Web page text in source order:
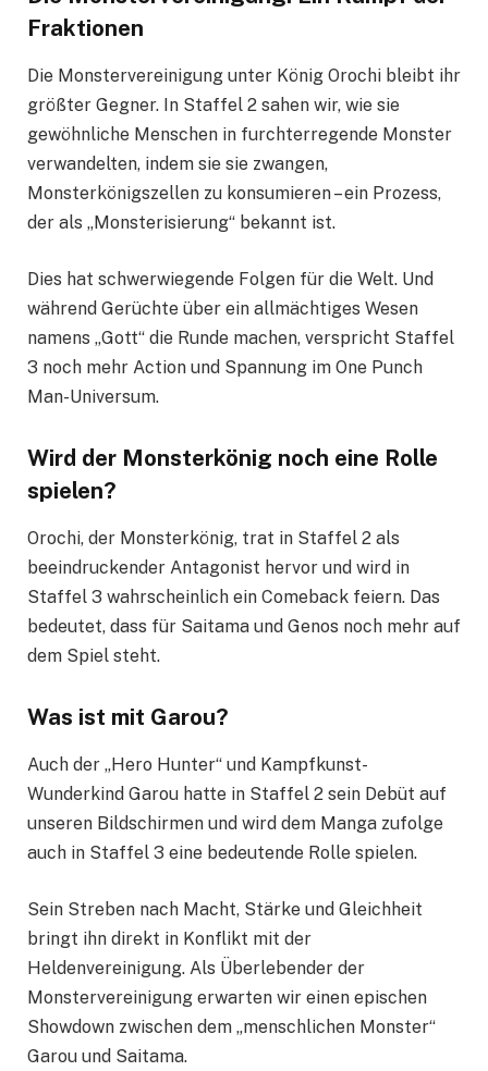
Fraktionen
Die Monstervereinigung unter König Orochi bleibt ihr
größter Gegner. In Staffel 2 sahen wir, wie sie
gewöhnliche Menschen in furchterregende Monster
verwandelten, indem sie sie zwangen,
Monsterkönigszellen zu konsumieren – ein Prozess,
der als „Monsterisierung“ bekannt ist.
Dies hat schwerwiegende Folgen für die Welt. Und
während Gerüchte über ein allmächtiges Wesen
namens „Gott“ die Runde machen, verspricht Staffel
3 noch mehr Action und Spannung im One Punch
Man-Universum.
Wird der Monsterkönig noch eine Rolle
spielen?
Orochi, der Monsterkönig, trat in Staffel 2 als
beeindruckender Antagonist hervor und wird in
Staffel 3 wahrscheinlich ein Comeback feiern. Das
bedeutet, dass für Saitama und Genos noch mehr auf
dem Spiel steht.
Was ist mit Garou?
Auch der „Hero Hunter“ und Kampfkunst-
Wunderkind Garou hatte in Staffel 2 sein Debüt auf
unseren Bildschirmen und wird dem Manga zufolge
auch in Staffel 3 eine bedeutende Rolle spielen.
Sein Streben nach Macht, Stärke und Gleichheit
bringt ihn direkt in Konflikt mit der
Heldenvereinigung. Als Überlebender der
Monstervereinigung erwarten wir einen epischen
Showdown zwischen dem „menschlichen Monster“
Garou und Saitama.